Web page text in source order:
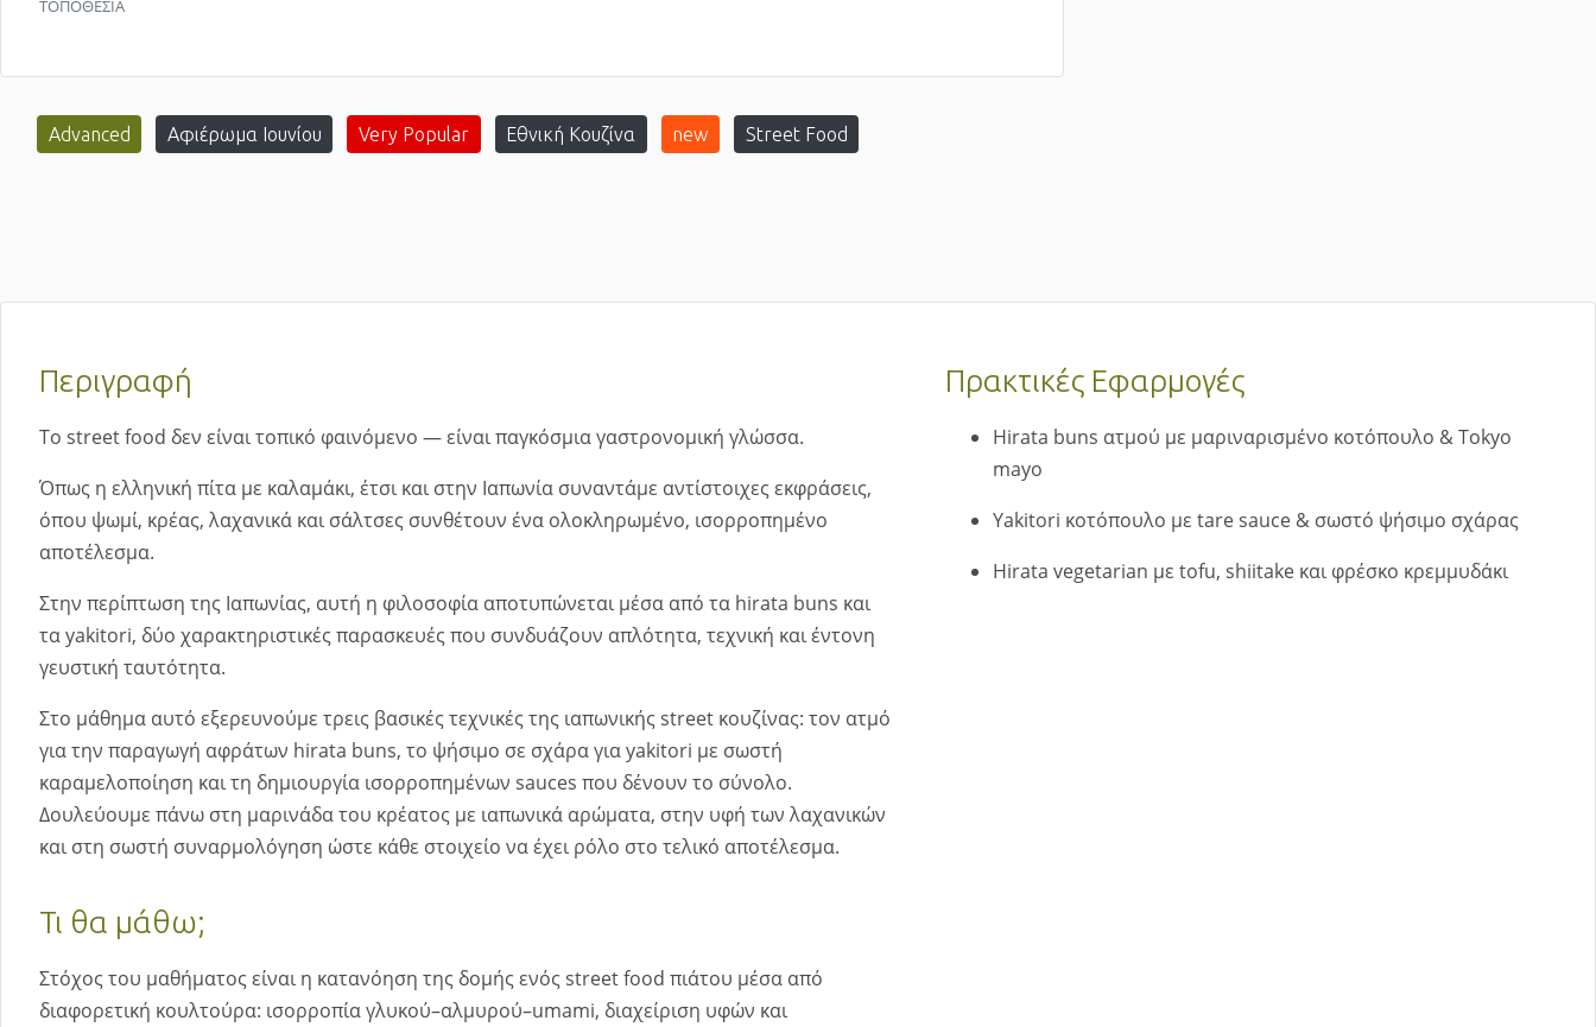
ΤΟΠΟΘΕΣΙΑ
Advanced Αφιέρωμα Ιουνίου Very Popular Εθνική Κουζίνα new Street Food
Περιγραφή
Tο street food δεν είναι τοπικό φαινόμενο — είναι παγκόσμια γαστρονομική γλώσσα.
Όπως η ελληνική πίτα με καλαμάκι, έτσι και στην Ιαπωνία συναντάμε αντίστοιχες εκφράσεις,
όπου ψωμί, κρέας, λαχανικά και σάλτσες συνθέτουν ένα ολοκληρωμένο, ισορροπημένο
αποτέλεσμα.
Στην περίπτωση της Ιαπωνίας, αυτή η φιλοσοφία αποτυπώνεται μέσα από τα hirata buns και
τα yakitori, δύο χαρακτηριστικές παρασκευές που συνδυάζουν απλότητα, τεχνική και έντονη
γευστική ταυτότητα.
Στο μάθημα αυτό εξερευνούμε τρεις βασικές τεχνικές της ιαπωνικής street κουζίνας: τον ατμό
για την παραγωγή αφράτων hirata buns, το ψήσιμο σε σχάρα για yakitori με σωστή
καραμελοποίηση και τη δημιουργία ισορροπημένων sauces που δένουν το σύνολο.
Δουλεύουμε πάνω στη μαρινάδα του κρέατος με ιαπωνικά αρώματα, στην υφή των λαχανικών
και στη σωστή συναρμολόγηση ώστε κάθε στοιχείο να έχει ρόλο στο τελικό αποτέλεσμα.
Τι θα μάθω;
Στόχος του μαθήματος είναι η κατανόηση της δομής ενός street food πιάτου μέσα από
διαφορετική κουλτούρα: ισορροπία γλυκού–αλμυρού–umami, διαχείριση υφών και
Πρακτικές Εφαρμογές
Hirata buns ατμού με μαριναρισμένο κοτόπουλο & Tokyo
mayo
Yakitori κοτόπουλο με tare sauce & σωστό ψήσιμο σχάρας
Hirata vegetarian με tofu, shiitake και φρέσκο κρεμμυδάκι